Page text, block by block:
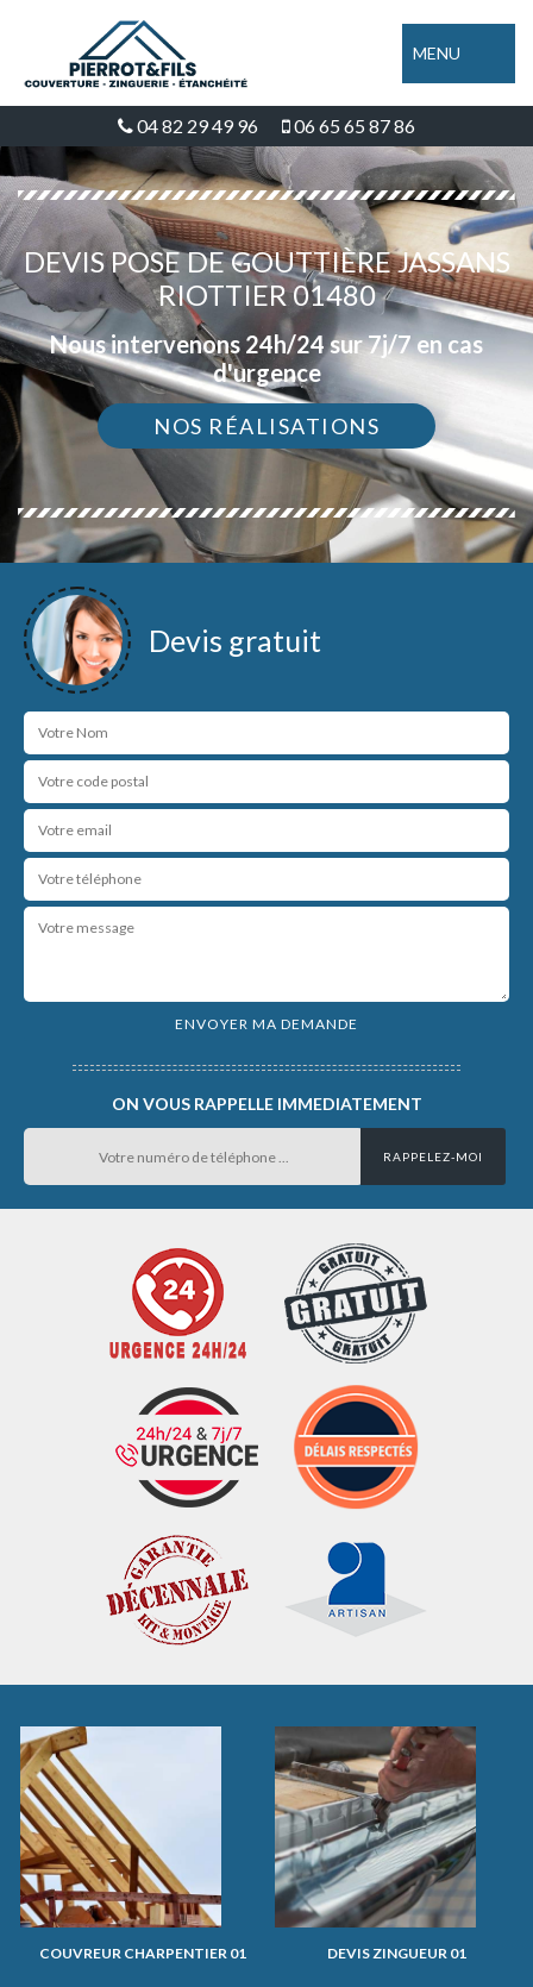
MENU
04 82 29 49 96 06 65 65 87 86
DEVIS POSE DE GOUTTIÈRE JASSANS
RIOTTIER 01480
Nous intervenons 24h/24 sur 7j/7 en cas
d'urgence
NOS RÉALISATIONS
Devis gratuit
ON VOUS RAPPELLE IMMEDIATEMENT
COUVREUR CHARPENTIER 01 DEVIS ZINGUEUR 01